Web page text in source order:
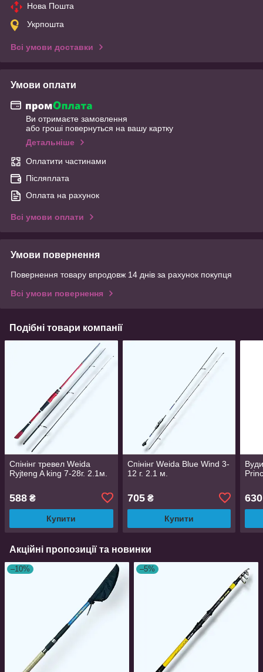
Нова Пошта
Укрпошта
Всі умови доставки
Умови оплати
Ви отримаєте замовлення
або гроші повернуться на вашу картку
Детальніше
Оплатити частинами
Післяплата
Оплата на рахунок
Всі умови оплати
Умови повернення
Повернення товару впродовж 14 днів за рахунок покупця
Всі умови повернення
Подібні товари компанії
Спінінг тревел Weida
Ryjteng A king 7-28г. 2.1м.
588 ₴
Купити
Спінінг Weida Blue Wind 3-
12 г. 2.1 м.
705₴
Купити
630
Акційні пропозиції та новинки
–10% –5%